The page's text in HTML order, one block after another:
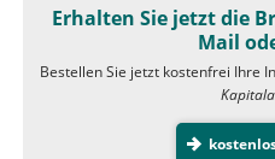
Erhalten Sie jetzt die
Mail
Bestellen Sie jetzt kostenfrei Ihre